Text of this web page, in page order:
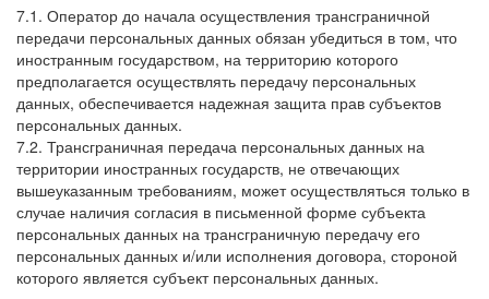
7.1. Оператор до начала осуществления трансграничной
передачи персональных данных обязан убедиться в том, что
иностранным государством, на территорию которого
предполагается осуществлять передачу персональных
данных, обеспечивается надежная защита прав субъектов
персональных данных.
7.2. Трансграничная передача персональных данных на
территории иностранных государств, не отвечающих
вышеуказанным требованиям, может осуществляться только в
случае наличия согласия в письменной форме субъекта
персональных данных на трансграничную передачу его
персональных данных и/или исполнения договора, стороной
которого является субъект персональных данных.